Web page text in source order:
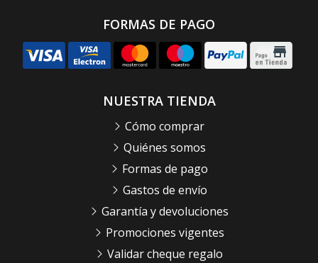
FORMAS DE PAGO
NUESTRA TIENDA
Cómo comprar
Quiénes somos
Formas de pago
Gastos de envío
Garantía y devoluciones
Promociones vigentes
Validar cheque regalo